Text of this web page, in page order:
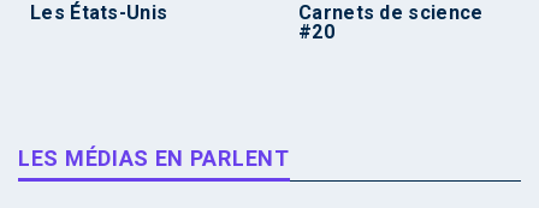
Les États-Unis
Carnets de science
#20
LES MÉDIAS EN PARLENT